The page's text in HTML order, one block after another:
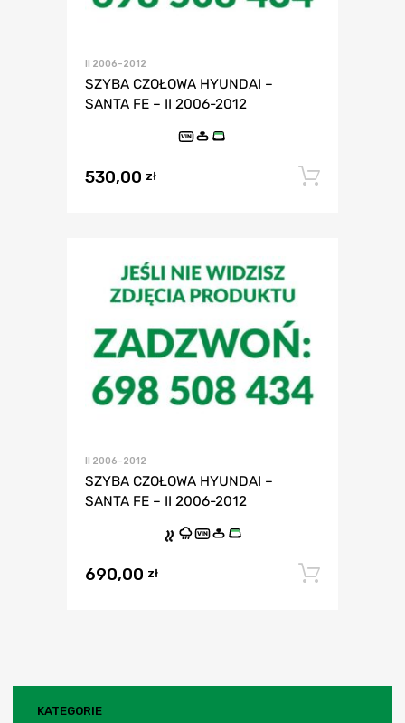
II 2006-2012
SZYBA CZOŁOWA HYUNDAI –
SANTA FE – II 2006-2012
VIN
530,00 zł
II 2006-2012
SZYBA CZOŁOWA HYUNDAI –
SANTA FE – II 2006-2012
VIN
690,00 zł
KATEGORIE